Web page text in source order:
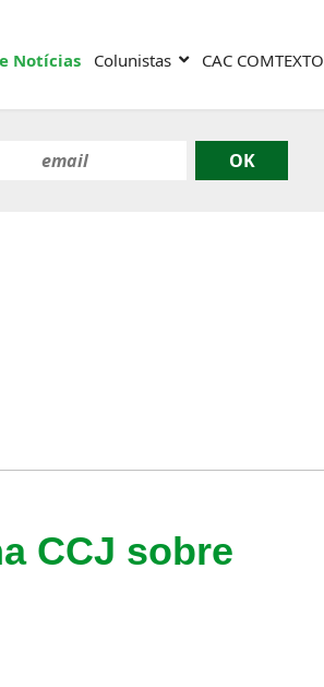
Notícias Colunistas CAC COMTEXTO
CCJ sobre